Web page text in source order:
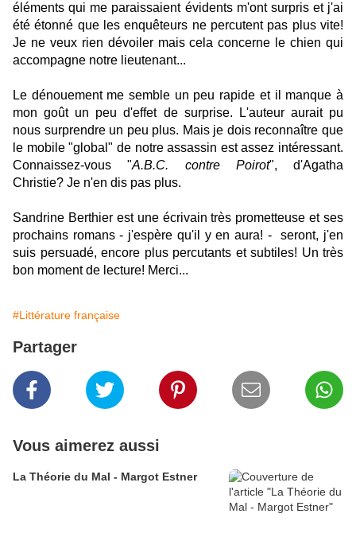
éléments qui me paraissaient évidents m'ont surpris et j'ai
été étonné que les enquêteurs ne percutent pas plus vite!
Je ne veux rien dévoiler mais cela concerne le chien qui
accompagne notre lieutenant...
Le dénouement me semble un peu rapide et il manque à
mon goût un peu d'effet de surprise. L'auteur aurait pu
nous surprendre un peu plus. Mais je dois reconnaître que
le mobile "global" de notre assassin est assez intéressant.
Connaissez-vous "A.B.C. contre Poirot", d'Agatha
Christie? Je n'en dis pas plus.
Sandrine Berthier est une écrivain très prometteuse et ses
prochains romans - j'espère qu'il y en aura! - seront, j'en
suis persuadé, encore plus percutants et subtiles! Un très
bon moment de lecture! Merci...
#Littérature française
Partager
Vous aimerez aussi
La Théorie du Mal - Margot Estner